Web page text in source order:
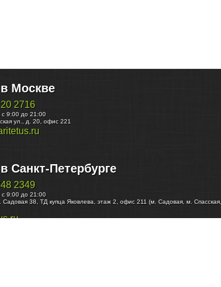
Москве
2716
9:00 до 21:00
ул., д. 20, офис 221
Санкт-Петербурге
2349
9:00 до 21:00
Садовая 38, ТД купца Яковлева, этаж 2, офис 211 (м. Садовая, м. Спасская,